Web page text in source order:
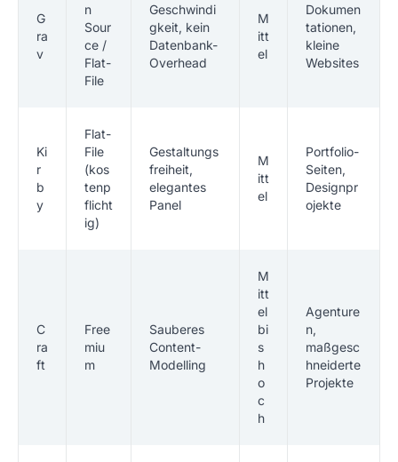
G
ra
v
n
Sour
ce /
Flat-
File
Geschwindi
gkeit, kein
Datenbank-
Overhead
M
itt
el
Dokumen
tationen,
kleine
Websites
Ki
r
b
y
Flat-
File
(kos
tenp
flicht
ig)
Gestaltungs
freiheit,
elegantes
Panel
M
itt
el
Portfolio-
Seiten,
Designpr
ojekte
C
ra
ft
Free
miu
m
Sauberes
Content-
Modelling
M
itt
el
bi
s
h
o
c
h
Agenture
n,
maßgesc
hneiderte
Projekte